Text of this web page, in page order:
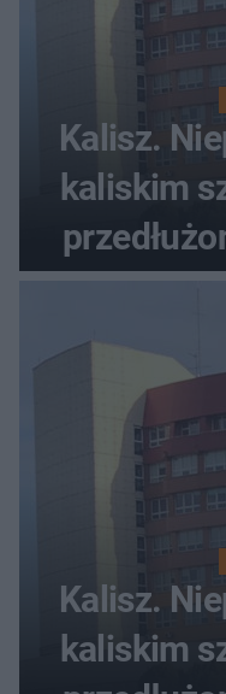
Kalisz.
kaliskim
Kalisz.
kaliskim